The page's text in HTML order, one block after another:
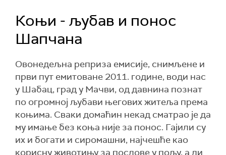
Коњи - љубав и понос
Шапчана
Овонедељна реприза емисије, снимљене и
први пут емитоване 2011. године, води нас
у Шабац, град у Мачви, од давнина познат
по огромној љубави његових житеља према
коњима. Сваки домаћин некад сматрао је да
му имање без коња није за понос. Гајили су
их и богати и сиромашни, најчешће као
корисну животињу за послове у пољу, а ли